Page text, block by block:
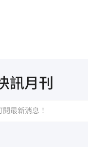
訊月刊